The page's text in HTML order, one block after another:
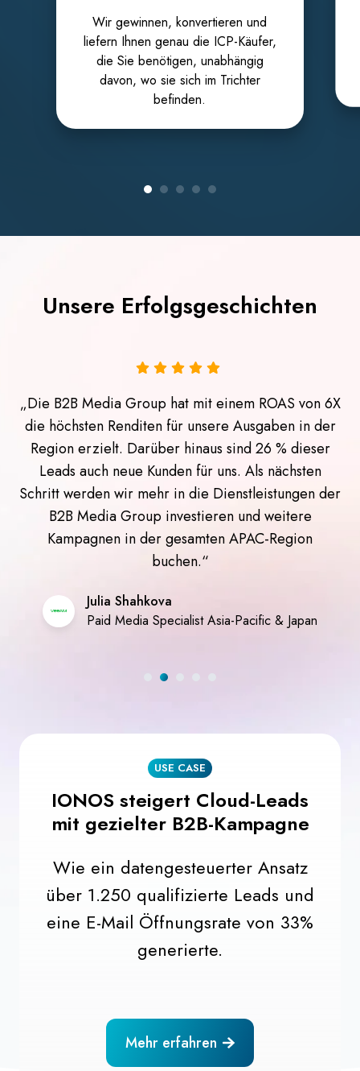
Wir gewinnen, konvertieren und
liefern Ihnen genau die ICP-Käufer,
die Sie benötigen, unabhängig
davon, wo sie sich im Trichter
befinden.
Unsere Erfolgsgeschichten
„Die B2B Media Group hat mit einem ROAS von 6X
die höchsten Renditen für unsere Ausgaben in der
Region erzielt. Darüber hinaus sind 26 % dieser
Leads auch neue Kunden für uns. Als nächsten
Schritt werden wir mehr in die Dienstleistungen der
B2B Media Group investieren und weitere
Kampagnen in der gesamten APAC-Region
buchen.“
Julia Shahkova
Paid Media Specialist Asia-Pacific & Japan
USE CASE
IONOS steigert Cloud-Leads
mit gezielter B2B-Kampagne
Wie ein datengesteuerter Ansatz
über 1.250 qualifizierte Leads und
eine E-Mail Öffnungsrate von 33%
generierte.
Mehr erfahren